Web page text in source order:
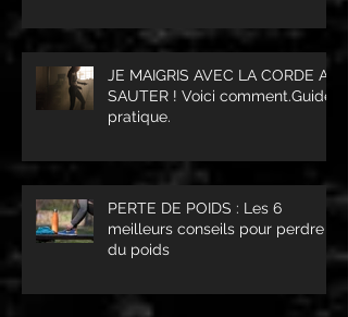
JE MAIGRIS AVEC LA CORDE A
SAUTER ! Voici comment.Guide
pratique.
PERTE DE POIDS : Les 6
meilleurs conseils pour perdre
du poids